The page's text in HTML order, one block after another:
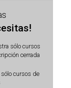
sólo cursos
cerrada
cursos de